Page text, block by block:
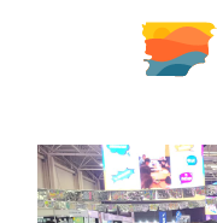
INSTITUCIONAL
CAPACITACIONES